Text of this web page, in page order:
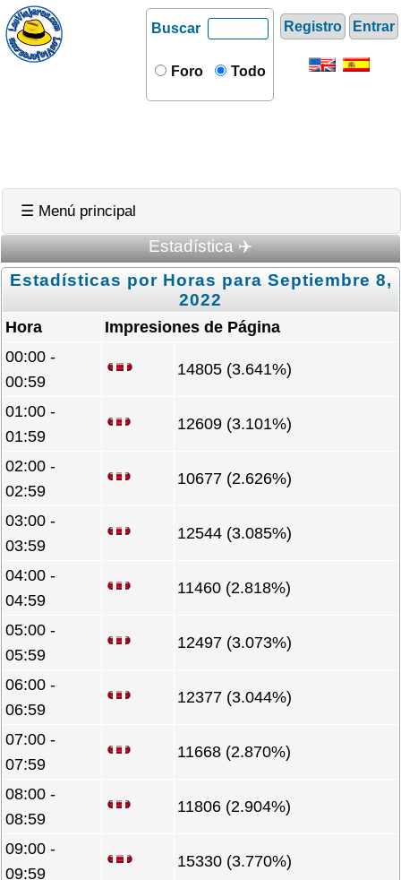
Registro Entrar
Buscar
Foro Todo
☰ Menú principal
Estadística ✈️
Estadísticas por Horas para Septiembre 8,
2022
Hora
Impresiones de Página
00:00 -
00:59
14805 (3.641%)
01:00 -
01:59
12609 (3.101%)
02:00 -
02:59
10677 (2.626%)
03:00 -
03:59
12544 (3.085%)
04:00 -
04:59
11460 (2.818%)
05:00 -
05:59
12497 (3.073%)
06:00 -
06:59
12377 (3.044%)
07:00 -
07:59
11668 (2.870%)
08:00 -
08:59
11806 (2.904%)
09:00 -
09:59
15330 (3.770%)